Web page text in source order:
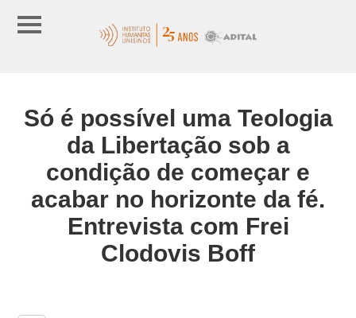
Só é possível uma Teologia
da Libertação sob a
condição de começar e
acabar no horizonte da fé.
Entrevista com Frei
Clodovis Boff